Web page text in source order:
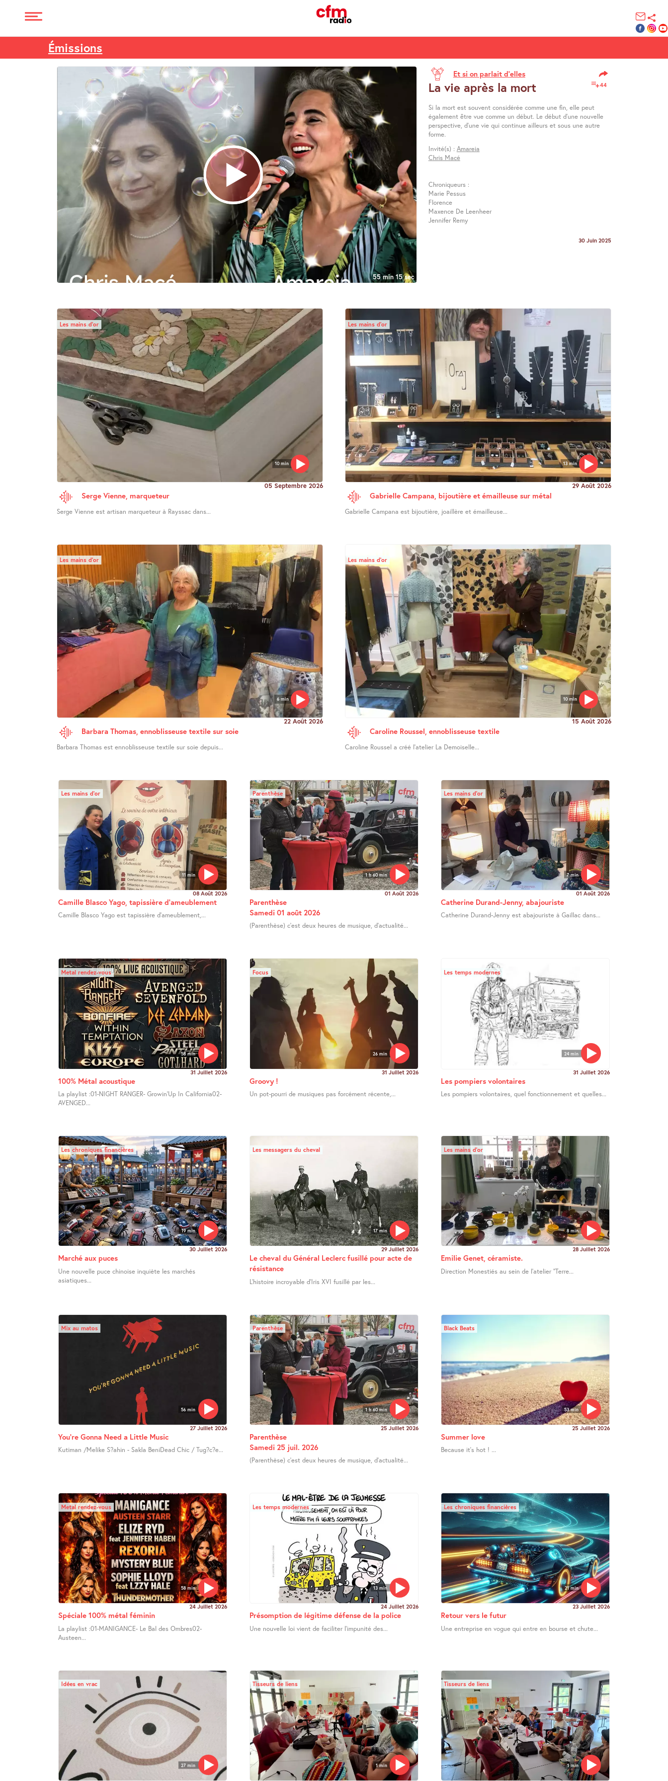
Émissions
55 min 15 sec
Et si on parlait d’elles
44
La vie après la mort
Si la mort est souvent considérée comme une fin, elle peut
également être vue comme un début. Le début d’une nouvelle
perspective, d’une vie qui continue ailleurs et sous une autre
forme.
Invité(s) : Amareia
Chris Macé
Chroniqueurs :
Marie Pessus
Florence
Maxence De Leenheer
Jennifer Remy
30 Juin 2025
10 min
Les mains d’or
05 Septembre 2026
Serge Vienne, marqueteur
Serge Vienne est artisan marqueteur à Rayssac dans...
13 min
Les mains d’or
29 Août 2026
Gabrielle Campana, bijoutière et émailleuse sur métal
Gabrielle Campana est bijoutière, joaillère et émailleuse...
6 min
Les mains d’or
22 Août 2026
Barbara Thomas, ennoblisseuse textile sur soie
Barbara Thomas est ennoblisseuse textile sur soie depuis...
10 min
Les mains d’or
15 Août 2026
Caroline Roussel, ennoblisseuse textile
Caroline Roussel a créé l’atelier La Demoiselle...
11 min
Les mains d’or
08 Août 2026
Camille Blasco Yago, tapissière d’ameublement
Camille Blasco Yago est tapissière d’ameublement,...
1 h 60 min
Parenthèse
01 Août 2026
Parenthèse
Samedi 01 août 2026
(Parenthèse) c’est deux heures de musique, d’actualité...
7 min
Les mains d’or
01 Août 2026
Catherine Durand-Jenny, abajouriste
Catherine Durand-Jenny est abajouriste à Gaillac dans...
58 min
Metal rendez-vous
31 Juillet 2026
100% Métal acoustique
La playlist :01-NIGHT RANGER- Growin’Up In California02-
AVENGED...
26 min
Focus
31 Juillet 2026
Groovy !
Un pot-pourri de musiques pas forcément récente,...
24 min
Les temps modernes
31 Juillet 2026
Les pompiers volontaires
Les pompiers volontaires, quel fonctionnement et quelles...
19 min
Les chroniques financières
30 Juillet 2026
Marché aux puces
Une nouvelle puce chinoise inquiète les marchés
asiatiques...
17 min
Les messagers du cheval
29 Juillet 2026
Le cheval du Général Leclerc fusillé pour acte de
résistance
L’histoire incroyable d’Iris XVI fusillé par les...
8 min
Les mains d’or
28 Juillet 2026
Emilie Genet, céramiste.
Direction Monestiés au sein de l’atelier "Terre...
56 min
Mix au matos
27 Juillet 2026
You’re Gonna Need a Little Music
Kutiman /Melike S?ahin - Sakla BeniDead Chic / Tug?c?e...
1 h 60 min
Parenthèse
25 Juillet 2026
Parenthèse
Samedi 25 juil. 2026
(Parenthèse) c’est deux heures de musique, d’actualité...
53 min
Black Beats
25 Juillet 2026
Summer love
Because it’s hot ! ...
58 min
Metal rendez-vous
24 Juillet 2026
Spéciale 100% métal féminin
La playlist :01-MANIGANCE- Le Bal des Ombres02-
Austeen...
13 min
Les temps modernes
24 Juillet 2026
Présomption de légitime défense de la police
Une nouvelle loi vient de faciliter l’impunité des...
21 min
Les chroniques financières
23 Juillet 2026
Retour vers le futur
Une entreprise en vogue qui entre en bourse et chute...
27 min
Idées en vrac
1 min
Tisseurs de liens
1 min
Tisseurs de liens